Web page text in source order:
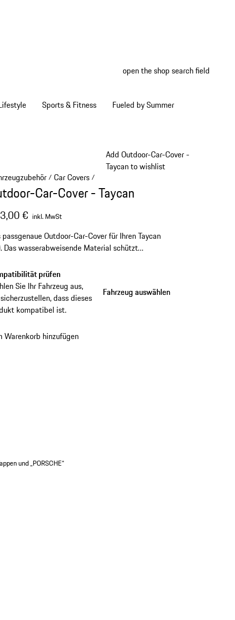
open the shop search field
Sports & Fitness Fueled by Summer
Add Outdoor-Car-Cover -
Taycan to wishlist
/ Car Covers/
Car-Cover - Taycan
€ inkl. MwSt
passgenaue Outdoor-Car-Cover für Ihren Taycan
Das wasserabweisende Material schützt
Diebstahlsicherung und gefertigt aus
Material für eine lange Haltbarkeit.
prüfen
Sie Ihr Fahrzeug aus,
dass dieses
kompatibel ist.
Fahrzeug auswählen
Fahrzeug auswählen
Warenkorb hinzufügen
und „PORSCHE“